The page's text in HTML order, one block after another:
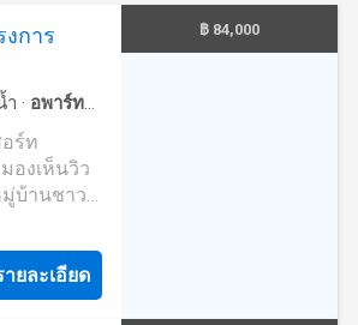
ดิโอ Suite
องนอน
ตร.ม.)1
Villa 1
ห้อง
ห้องนอน
.)3 ห้อง
Fully
ะพื้นที่
งดูดควัน ชุด
ช้ชีวิต
Hotel
1 ตำบล
โดย
เภท
สูง 4 ชั้น
ปแบบและ
ครงการ-
รถ- ระบบ
เดินทาง-
การ
ำ · อพาร์ท
อมอุปกรณ์
·ห้องบริการ
น้าที่อำนวย
อร์ท
องเห็นวิว
มู่บ้านชาว
60-75
สวยที่สุด
มีความ
ายละเอียด
฿ 84,000